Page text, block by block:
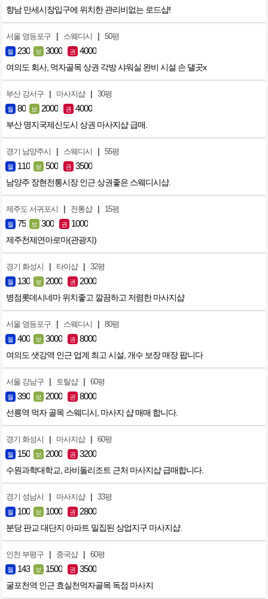
향남 만세시장입구에 위치한 관리비없는 로드샵!
서울 영등포구 | 스웨디시 | 50평
월 230 보 3000 권 4000
여의도 회사, 먹자골목 상권 각방 샤워실 완비 시설 손 댈곳x
부산 강서구 | 마사지샵 | 30평
월 80 보 2000 권 4000
부산 명지국제신도시 상권 마사지샵 급매.
경기 남양주시 | 스웨디시 | 55평
월 110 보 500 권 3500
남양주 장현전통시장 인근 상권좋은 스웨디시샵.
제주도 서귀포시 | 전통샵 | 15평
월 75 보 300 권 1000
제주천제연아로마(관광지)
경기 화성시 | 타이샵 | 32평
월 130 보 2000 권 2000
병점롯데시네마 위치좋고 깔끔하고 저렴한 마사지샵
서울 영등포구 | 스웨디시 | 80평
월 400 보 3000 권 8000
여의도 샛강역 인근 업계 최고 시설, 개수 보장 매장 팝니다
서울 강남구 | 토탈샵 | 60평
월 390 보 2000 권 8000
선릉역 먹자 골목 스웨디시, 마사지 샵 매매 합니다.
경기 화성시 | 마사지샵 | 60평
월 150 보 2000 권 3200
수원과학대학교, 라비돌리조트 근처 마사지샵 급매합니다.
경기 성남시 | 마사지샵 | 33평
월 100 보 1000 권 2800
분당 판교 대단지 아파트 밀집된 상업지구 마사지샵.
인천 부평구 | 중국샵 | 60평
월 143 보 1500 권 3500
굴포천역 인근 효실천먹자골목 독점 마사지